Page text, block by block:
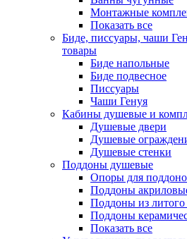
Монтажные
Показать все
Биде, писсуары, чаши
товары
Биде напольные
Биде подвесное
Писсуары
Чаши Генуя
Кабины душевые и
Душевые двери
Душевые
Душевые стенки
Поддоны душевые
Опоры для
Поддоны
Поддоны из литого
Поддоны
Показать все